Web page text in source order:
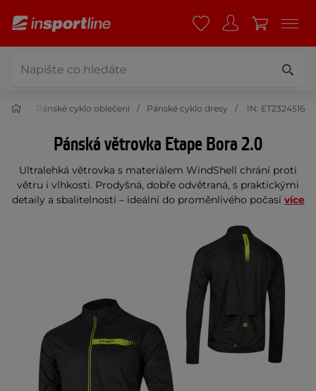
Pánské cyklo oblečení Pánské cyklo dresy IN: ET2324516
Pánská větrovka Etape Bora 2.0
Ultralehká větrovka s materiálem WindShell chrání proti
větru i vlhkosti. Prodyšná, dobře odvětraná, s praktickými
detaily a sbalitelností – ideální do proměnlivého počasí více